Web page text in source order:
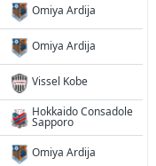
Omiya Ardija
Omiya Ardija
Vissel Kobe
Hokkaido Consadole
Sapporo
Omiya Ardija